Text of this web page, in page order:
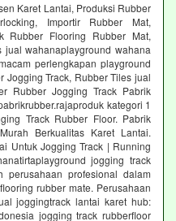
Karet Lantai, Produksi Rubber
Importir Rubber Mat,
Rubber Flooring Rubber Mat,
jual wahanaplayground wahana
perlengkapan playground
Jogging Track, Rubber Tiles jual
Rubber Jogging Track Pabrik
kategori 1
Track Rubber Floor. Pabrik
Berkualitas Karet Lantai.
Untuk Jogging Track | Running
jogging track
profesional dalam
rubber mate. Perusahaan
joggingtrack lantai karet hub:
jogging track rubberfloor